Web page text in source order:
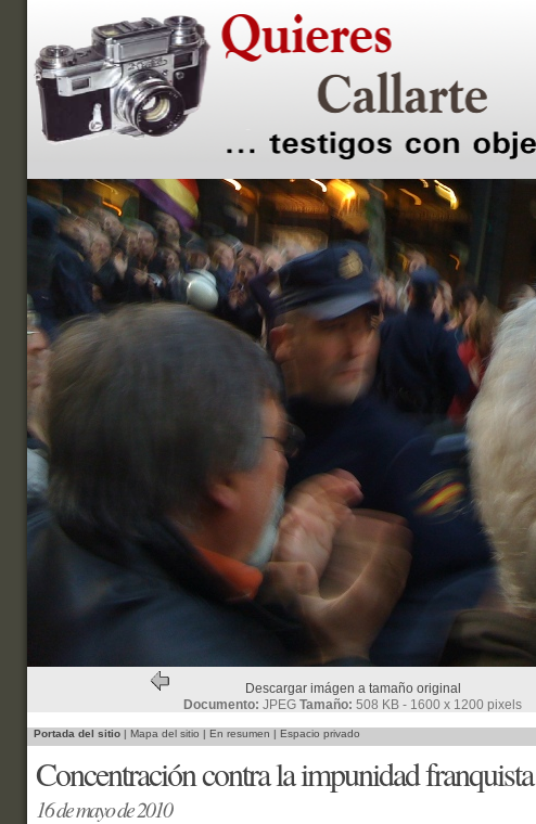
Descargar imágen a tamaño original
Documento: JPEG Tamaño: 508 KB - 1600 x 1200 pixels
Portada del sitio | Mapa del sitio | En resumen | Espacio privado
Concentración contra la impunidad franquista
16 de mayo de 2010